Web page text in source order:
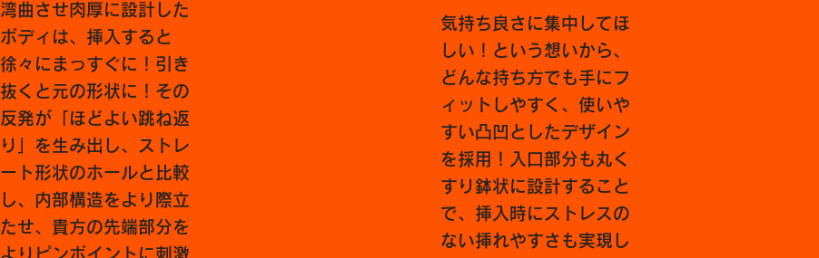
湾曲させ肉厚に設計した
ボディは、挿入すると
徐々にまっすぐに！引き
抜くと元の形状に！その
反発が「ほどよい跳ね返
り」を生み出し、ストレ
ート形状のホールと比較
し、内部構造をより際立
たせ、貴方の先端部分を
よりピンポイントに刺激
気持ち良さに集中してほ
しい！という想いから、
どんな持ち方でも手にフ
ィットしやすく、使いや
すい凸凹としたデザイン
を採用！入口部分も丸く
すり鉢状に設計すること
で、挿入時にストレスの
ない挿れやすさも実現し